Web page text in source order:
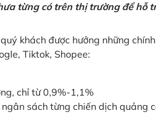
từng có trên thị trường để hỗ
khách được hưởng những
Tiktok, Shopee:
chỉ từ 0,9%-1,1%
sách từng chiến dịch quảng